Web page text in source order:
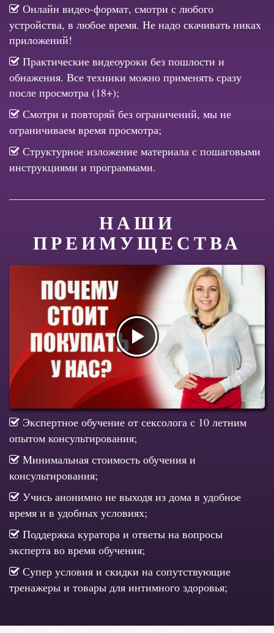
Онлайн видео-формат, смотри с любого
устройства, в любое время. Не надо скачивать никах
приложений!
Практические видеоуроки без пошлости и
обнажения. Все техники можно применять сразу
после просмотра (18+);
Смотри и повторяй без ограничений, мы не
ограничиваем время просмотра;
Структурное изложение материала с пошаговыми
инструкциями и программами.
НАШИ
ПРЕИМУЩЕСТВА
Экспертное обучение от сексолога с 10 летним
опытом консультирования;
Минимальная стоимость обучения и
консультирования;
Учись анонимно не выходя из дома в удобное
время и в удобных условиях;
Поддержка куратора и ответы на вопросы
эксперта во время обучения;
Супер условия и скидки на сопутствующие
тренажеры и товары для интимного здоровья;